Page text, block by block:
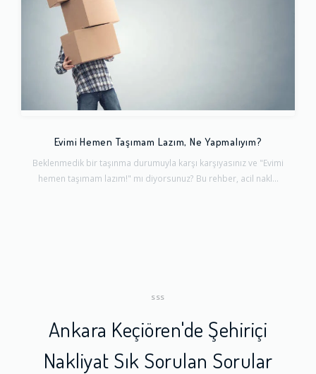
Evimi Hemen Taşımam Lazım, Ne Yapmalıyım?
Beklenmedik bir taşınma durumuyla karşı karşıyasınız ve "Evimi
hemen taşımam lazım!" mı diyorsunuz? Bu rehber, acil nakl...
SSS
Ankara Keçiören'de Şehiriçi
Nakliyat Sık Sorulan Sorular